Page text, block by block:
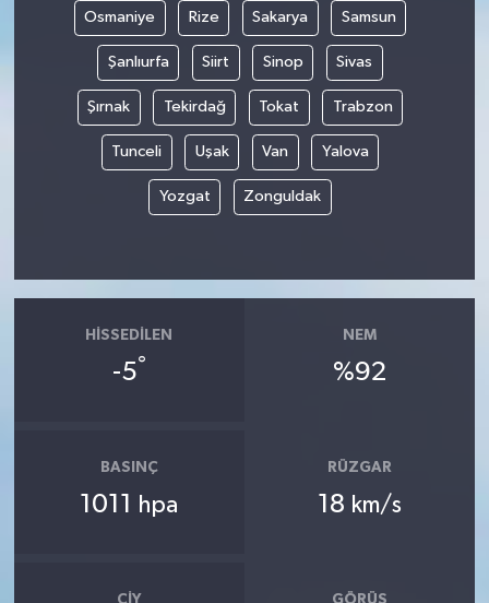
Osmaniye Rize Sakarya Samsun
Şanlıurfa Siirt Sinop Sivas
Şırnak Tekirdağ Tokat Trabzon
Tunceli Uşak Van Yalova
Yozgat Zonguldak
HISSEDILEN
-5°
NEM
%92
BASINÇ
1011 hpa
RÜZGAR
18 km/s
ÇIY GÖRÜŞ